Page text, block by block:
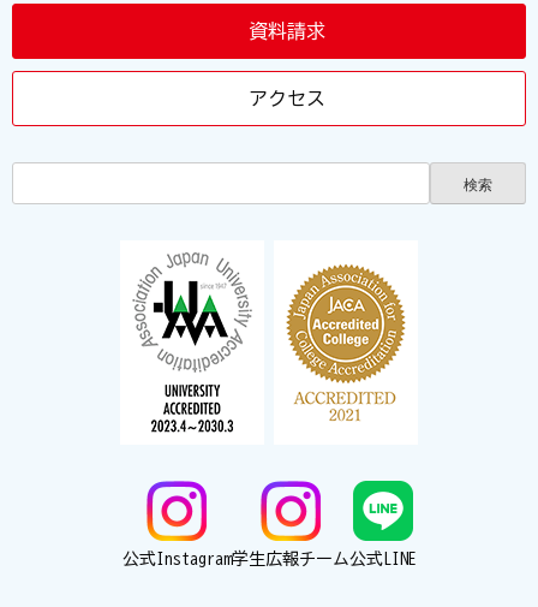
資料請求
アクセス
公式Instagram学生広報チーム公式LINE